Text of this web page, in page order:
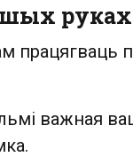
працягваць
важная